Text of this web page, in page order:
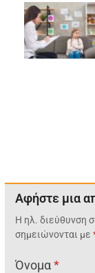
Αφήστε μια
Η ηλ. διεύθυνση
σημειώνονται με
Όνομα*